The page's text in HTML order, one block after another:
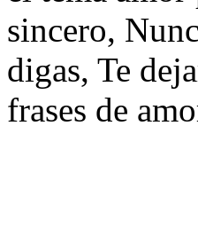
sincero,
digas, Te
frases de